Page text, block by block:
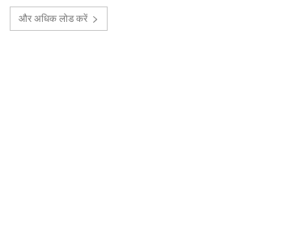
और अधिक लोड करें